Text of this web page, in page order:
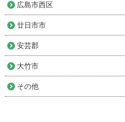
広島市西区
廿日市市
安芸郡
大竹市
その他